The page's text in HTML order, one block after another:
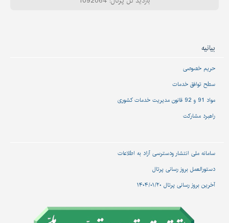
بیانیه
حریم خصوصی
سطح توافق خدمات
مواد 91 و 92 قانون مدیریت خدمات کشوری
راهبرد مشارکت
سامانه ملی انتشار و‌دسترسی آزاد به اطلاعات
دستورالعمل بروز رسانی پرتال
آخرین بروز رسانی پرتال ۱۴۰۴/۰۱/۲۰